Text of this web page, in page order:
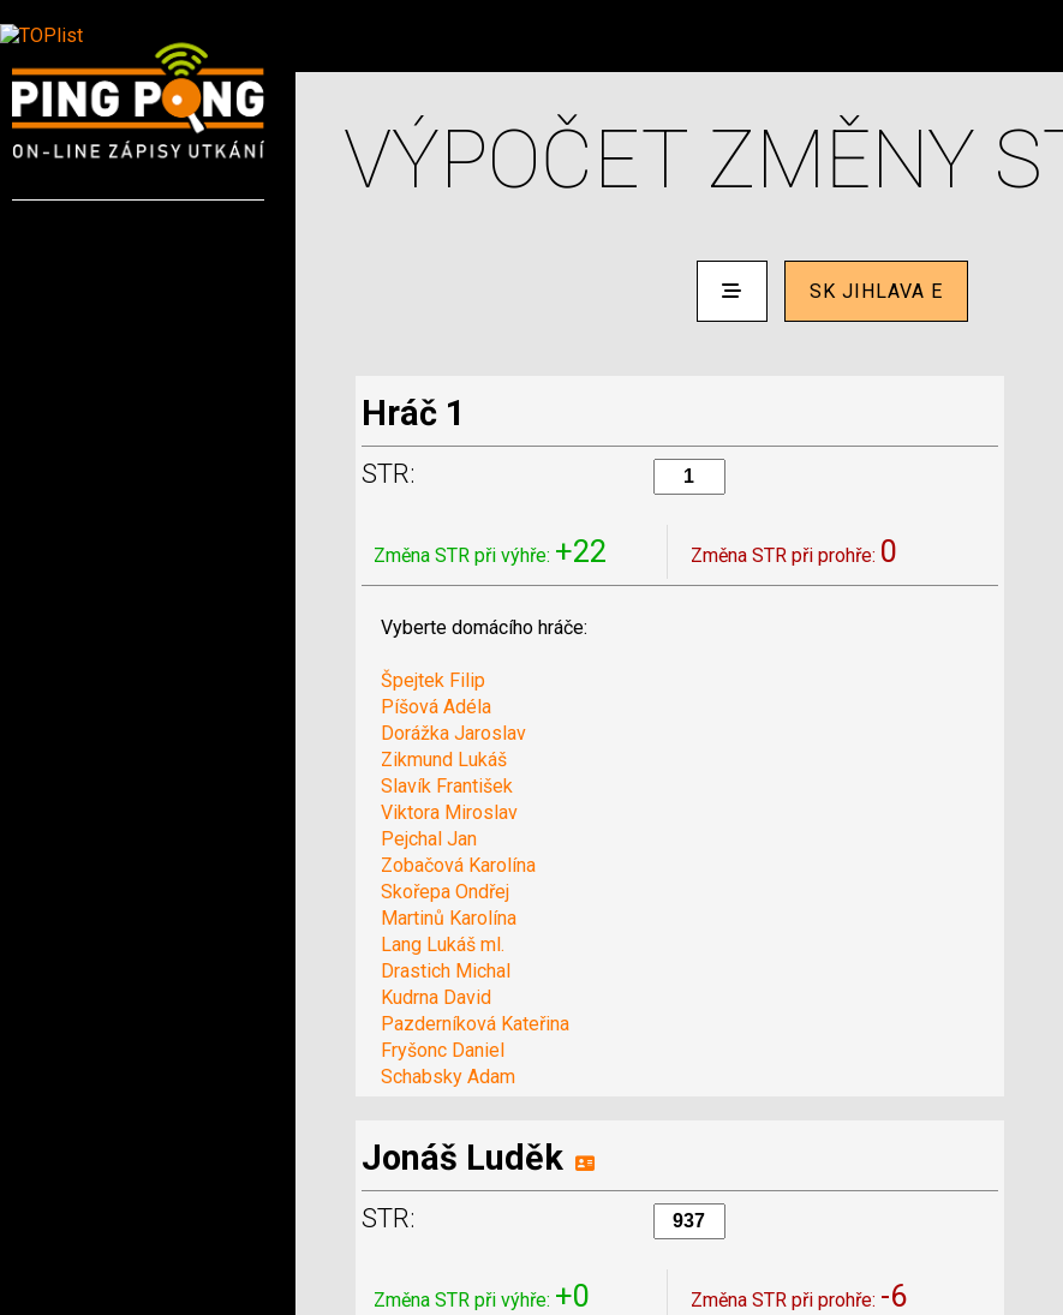
VÝPOČET ZMĚNY
SK JIHLAVA E
Hráč 1
STR:
Změna STR při výhře: +22 Změna STR při prohře: 0
Vyberte domácího hráče:
Špejtek Filip
Píšová Adéla
Dorážka Jaroslav
Zikmund Lukáš
Slavík František
Viktora Miroslav
Pejchal Jan
Zobačová Karolína
Skořepa Ondřej
Martinů Karolína
Lang Lukáš ml.
Drastich Michal
Kudrna David
Pazderníková Kateřina
Fryšonc Daniel
Schabsky Adam
Jonáš Luděk
STR:
Změna STR při výhře: +0 Změna STR při prohře: -6